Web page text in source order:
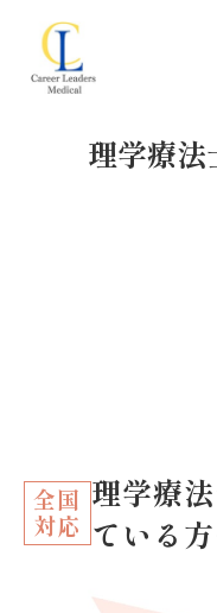
理学療
全国
対応
理学療
ている